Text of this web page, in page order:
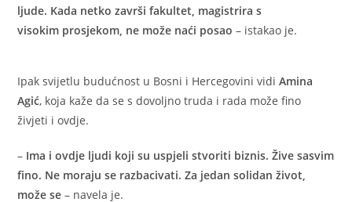
ljude. Kada netko završi fakultet, magistrira s
visokim prosjekom, ne može naći posao – istakao je.
Ipak svijetlu budućnost u Bosni i Hercegovini vidiAmina
Agić, koja kaže da se s dovoljno truda i rada može fino
živjeti i ovdje.
– Ima i ovdje ljudi koji su uspjeli stvoriti biznis. Žive sasvim
fino. Ne moraju se razbacivati. Za jedan solidan život,
može se – navela je.